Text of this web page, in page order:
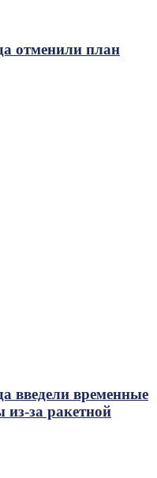
отменили план
введели временные
из-за ракетной